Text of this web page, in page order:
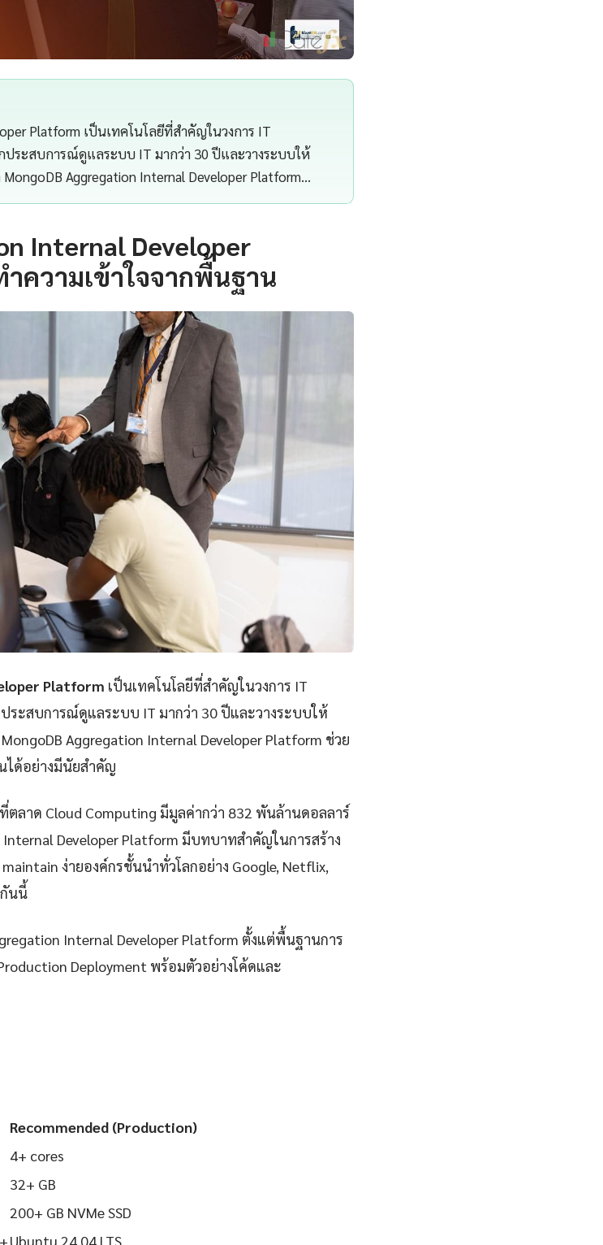
Platform เป็นเทคโนโลยีที่สำคัญในวงการ IT
ประสบการณ์ดูแลระบบ IT มากว่า 30 ปีและวางระบบให้
Aggregation Internal Developer Platform…
Internal Developer
ความเข้าใจจากพื้นฐาน
Platform เป็นเทคโนโลยีที่สำคัญในวงการ IT
ระสบการณ์ดูแลระบบ IT มากว่า 30 ปีและวางระบบให้
Aggregation Internal Developer Platform ช่วย
ได้อย่างมีนัยสำคัญ
ตลาด Cloud Computing มีมูลค่ากว่า 832 พันล้านดอลลาร์
Internal Developer Platform มีบทบาทสำคัญในการสร้าง
ง่ายองค์กรชั้นนำทั่วโลกอย่าง Google, Netflix,
กันนี้
Internal Developer Platform ตั้งแต่พื้นฐานการ
Deployment พร้อมตัวอย่างโค้ดและ
Recommended (Production)
4+ cores
32+ GB
200+ GB NVMe SSD
Ubuntu 24.04 LTS